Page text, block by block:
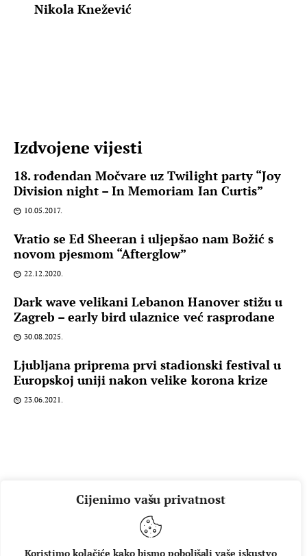
Cijenimo vašu privatnost
Koristimo kolačiće kako bismo poboljšali vaše iskustvo
Nikola Knežević
Izdvojene vijesti
18. rođendan Močvare uz Twilight party “Joy
Division night – In Memoriam Ian Curtis”
10.05.2017.
Vratio se Ed Sheeran i uljepšao nam Božić s
novom pjesmom “Afterglow”
22.12.2020.
Dark wave velikani Lebanon Hanover stižu u
Zagreb – early bird ulaznice već rasprodane
30.08.2025.
Ljubljana priprema prvi stadionski festival u
Europskoj uniji nakon velike korona krize
23.06.2021.